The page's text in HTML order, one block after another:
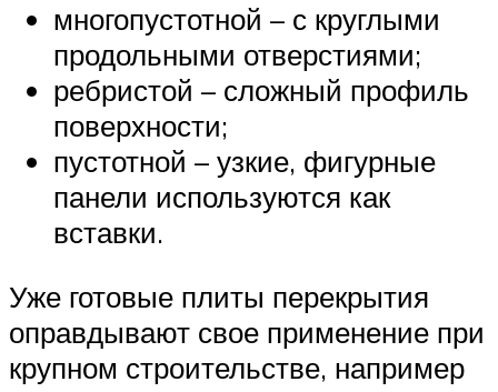
многопустотной – с круглыми
продольными отверстиями;
ребристой – сложный профиль
поверхности;
пустотной – узкие, фигурные
панели используются как
вставки.
Уже готовые плиты перекрытия
оправдывают свое применение при
крупном строительстве, например